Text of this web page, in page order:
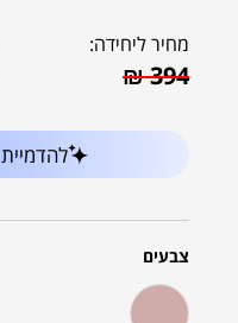
מחיר ליחידה:
₪394
להדמיית AI Design
צבעים